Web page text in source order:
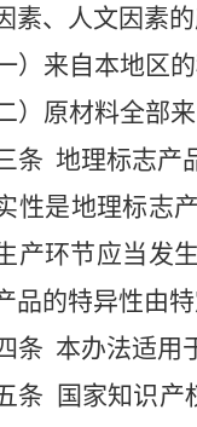
素、 人文因素
）来自本地区
） 原材料全部
条 地理标志产
性是地理标志
产环节应当发
品的特异性由
条 本办法适用
条
国家知识产